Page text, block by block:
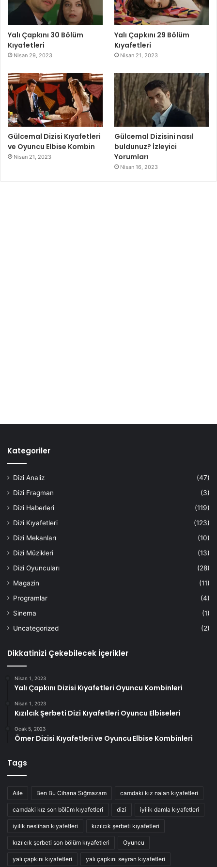
Yalı Çapkını 30 Bölüm
Kıyafetleri
Nisan 29, 2023
Yalı Çapkını 29 Bölüm
Kıyafetleri
Nisan 21, 2023
Gülcemal Dizisi Kıyafetleri
ve Oyuncu Elbise Kombin
Nisan 21, 2023
Gülcemal Dizisini nasıl
buldunuz? İzleyici
Yorumları
Nisan 16, 2023
Kategoriler
Dizi Analiz
(47)
Dizi Fragman
(3)
Dizi Haberleri
(119)
Dizi Kıyafetleri
(123)
Dizi Mekanları
(10)
Dizi Müzikleri
(13)
Dizi Oyuncuları
(28)
Magazin
(11)
Programlar
(4)
Sinema
(1)
Uncategorized
(2)
Dikkatinizi Çekebilecek İçerikler
Nisan 1, 2023
Yalı Çapkını Dizisi Kıyafetleri Oyuncu Kombinleri
Nisan 1, 2023
Kızılcık Şerbeti Dizi Kıyafetleri Oyuncu Elbiseleri
Ocak 5, 2023
Ömer Dizisi Kıyafetleri ve Oyuncu Elbise Kombinleri
Tags
Aile Ben Bu Cihana Sığmazam camdaki kız nalan kıyafetleri
camdaki kız son bölüm kıyafetleri dizi iyilik damla kıyafetleri
iyilik neslihan kıyafetleri kızılcık şerbeti kıyafetleri
kızılcık şerbeti son bölüm kıyafetleri Oyuncu
yalı çapkını kıyafetleri yalı çapkını seyran kıyafetleri